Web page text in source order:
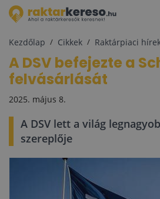
Kezdőlap Cikkek Raktárpiaci
A DSV befejezte a
felvásárlását
2025. május 8.
A DSV lett a világ
szereplője